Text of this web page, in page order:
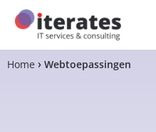
Home Webtoepassingen